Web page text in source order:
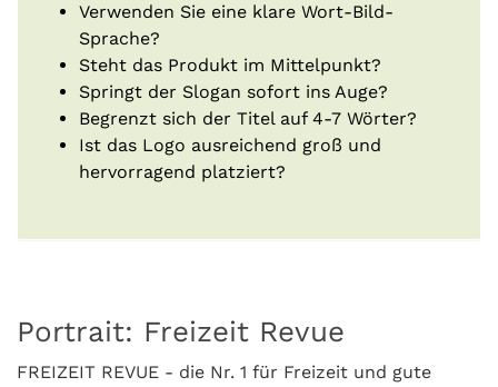
Verwenden Sie eine klare Wort-Bild-
Sprache?
Steht das Produkt im Mittelpunkt?
Springt der Slogan sofort ins Auge?
Begrenzt sich der Titel auf 4-7 Wörter?
Ist das Logo ausreichend groß und
hervorragend platziert?
Portrait: Freizeit Revue
FREIZEIT REVUE - die Nr. 1 für Freizeit und gute